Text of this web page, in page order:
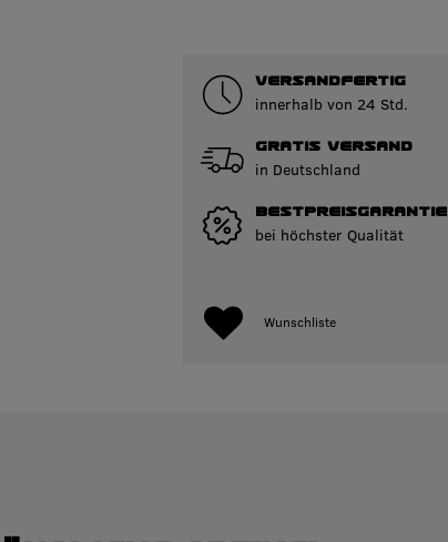
VERSANDFERTIG
innerhalb von 24 Std.
GRATIS VERSAND
in Deutschland
BESTPREISGARANTIE
bei höchster Qualität
Wunschliste